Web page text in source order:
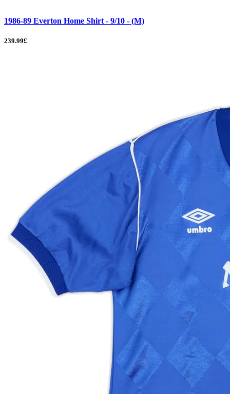
1986-89 Everton Home Shirt - 9/10 - (M)
239.99£